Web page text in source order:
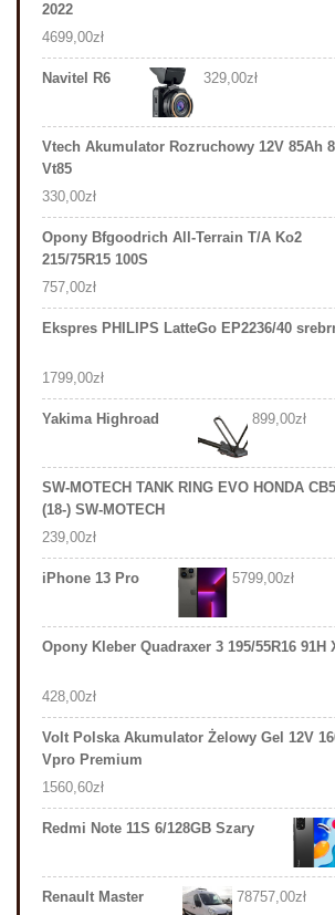
2022
4699,00zł
Navitel R6 329,00zł
Vtech Akumulator Rozruchowy 12V 85Ah
Vt85
330,00zł
Opony Bfgoodrich All-Terrain T/A Ko2
215/75R15 100S
757,00zł
Ekspres PHILIPS LatteGo EP2236/40
1799,00zł
Yakima Highroad 899,00zł
SW-MOTECH TANK RING EVO HONDA
(18-) SW-MOTECH
239,00zł
iPhone 13 Pro 5799,00zł
Opony Kleber Quadraxer 3 195/55R16 91H
428,00zł
Volt Polska Akumulator Żelowy Gel 12V
Vpro Premium
1560,60zł
Redmi Note 11S 6/128GB Szary
Renault Master 78757,00zł